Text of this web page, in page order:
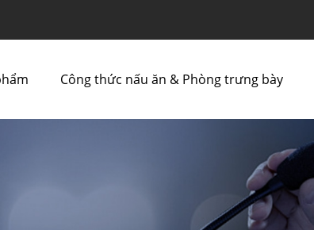
Công thức nấu ăn & Phòng trưng bày